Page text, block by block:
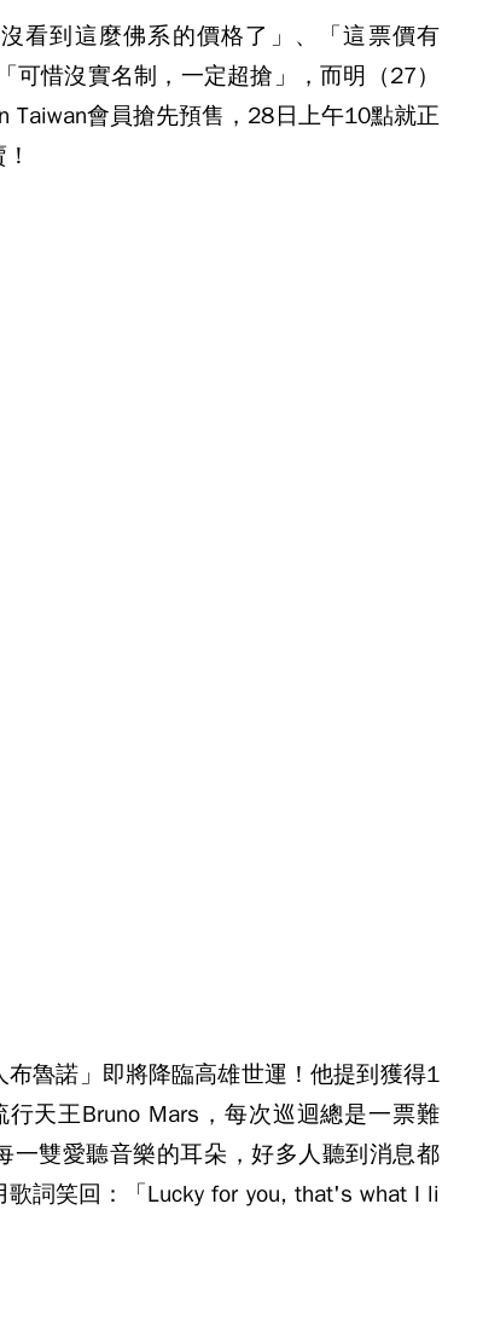
看到這麼佛系的價格了」、「這票價有
惜沒實名制，一定超搶」，而明（27）
Taiwan會員搶先預售，28日上午10點就正
魯諾」即將降臨高雄世運！他提到獲得1
天王Bruno Mars，每次巡迴總是一票難
一雙愛聽音樂的耳朵，好多人聽到消息都
詞笑回：「Lucky for you, that's what I li